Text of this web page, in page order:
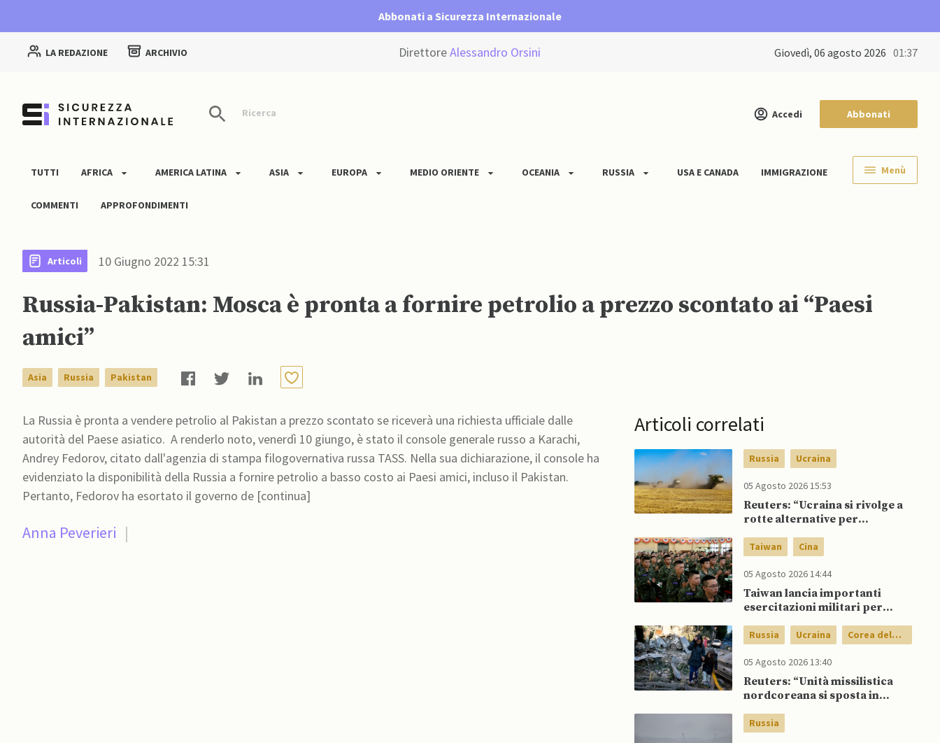
Abbonati a Sicurezza Internazionale
LA REDAZIONE ARCHIVIO DirettoreAlessandro Orsini giovedì, 06 agosto 2026 01:37
Ricerca Accedi Abbonati
TUTTI AFRICA AMERICA LATINA ASIA EUROPA MEDIO ORIENTE OCEANIA RUSSIA USA E CANADA IMMIGRAZIONE
COMMENTI APPROFONDIMENTI
Menù
Articoli 10 Giugno 2022 15:31
Russia-Pakistan: Mosca è pronta a fornire petrolio a prezzo scontato ai “Paesi
amici”
Asia Russia Pakistan
La Russia è pronta a vendere petrolio al Pakistan a prezzo scontato se riceverà una richiesta ufficiale dalle
autorità del Paese asiatico. A renderlo noto, venerdì 10 giungo, è stato il console generale russo a Karachi,
Andrey Fedorov, citato dall'agenzia di stampa filogovernativa russa TASS. Nella sua dichiarazione, il console ha
evidenziato la disponibilità della Russia a fornire petrolio a basso costo ai Paesi amici, incluso il Pakistan.
Pertanto, Fedorov ha esortato il governo de [continua]
Anna Peverieri |
Articoli correlati
Russia Ucraina
05 Agosto 2026 15:53
Reuters: “Ucraina si rivolge a
rotte alternative per
Taiwan Cina
05 Agosto 2026 14:44
Taiwan lancia importanti
esercitazioni militari per
Russia Ucraina
Corea del
Nord
05 Agosto 2026 13:40
Reuters: “Unità missilistica
nordcoreana si sposta in
potrebbero presto colpire
Russia